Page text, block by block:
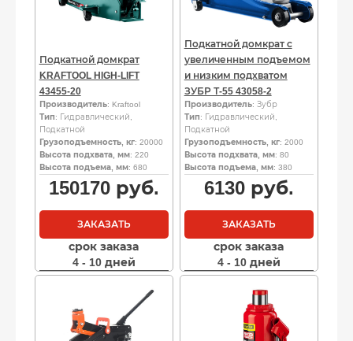
Подкатной домкрат
KRAFTOOL HIGH-LIFT
43455-20
Производитель: Kraftool
Тип: Гидравлический,
Подкатной
Грузоподъемность, кг: 20000
Высота подхвата, мм: 220
Высота подъема, мм: 680
150170руб.
ЗАКАЗАТЬ
срок заказа
4 - 10 дней
Подкатной домкрат с
увеличенным подъемом
и низким подхватом
ЗУБР Т-55 43058-2
Производитель: Зубр
Тип: Гидравлический,
Подкатной
Грузоподъемность, кг: 2000
Высота подхвата, мм: 80
Высота подъема, мм: 380
6130руб.
ЗАКАЗАТЬ
срок заказа
4 - 10 дней